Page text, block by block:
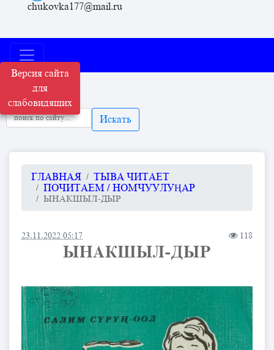
Версия сайта
для
слабовидящих
chukovka177@mail.ru
Искать
ГЛАВНАЯ
ТЫВА ЧИТАЕТ
ПОЧИТАЕМ / НОМЧУУЛУҢАР
ЫНАКШЫЛ-ДЫР
23.11.2022 05:17 118
ЫНАКШЫЛ-ДЫР